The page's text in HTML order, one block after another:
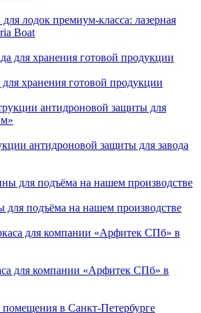
лодок премиум-класса: лазерная
Boat
для хранения готовой продукции
антидроновой защиты для завода
для подъёма на нашем производстве
для компании «Арфитек СПб» в